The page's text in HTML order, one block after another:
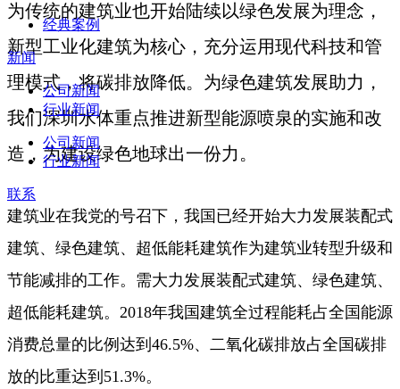
经典案例
新闻
公司新闻
行业新闻
公司新闻
行业新闻
联系
为传统的建筑业也开始陆续以绿色发展为理念，
新型工业化建筑为核心，充分运用现代科技和管
理模式，将碳排放降低。为绿色建筑发展助力，
我们深圳水体重点推进新型能源喷泉的实施和改
造，为建设绿色地球出一份力。
建筑业在我党的号召下，我国已经开始大力发展装配式
建筑、绿色建筑、超低能耗建筑作为建筑业转型升级和
节能减排的工作。需大力发展装配式建筑、绿色建筑、
超低能耗建筑。2018年我国建筑全过程能耗占全国能源
消费总量的比例达到46.5%、二氧化碳排放占全国碳排
放的比重达到51.3%。